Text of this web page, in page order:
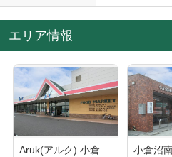
エリア情報
Aruk(アルク) 小倉東店
小倉沼